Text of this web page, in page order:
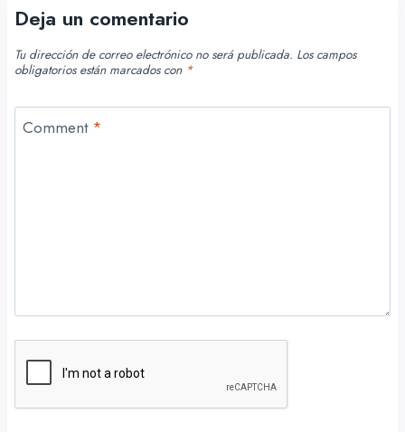
Deja un comentario
Tu dirección de correo electrónico no será publicada. Los campos
obligatorios están marcados con *
Comment *